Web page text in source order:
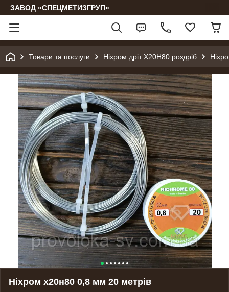
ЗАВОД «СПЕЦМЕТИЗГРУП»
Товари та послуги Ніхром дріт Х20Н80 роздріб
Ніхром х20н80 0,8 мм 20 метрів